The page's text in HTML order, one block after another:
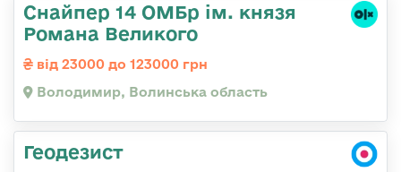
Снайпер 14 ОМБр ім. князя
Романа Великого
від 23000 до 123000 грн
Володимир, Волинська область
Геодезист